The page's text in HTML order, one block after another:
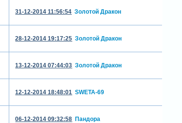
31-12-2014 11:56:54 Золотой Дракон
28-12-2014 19:17:25 Золотой Дракон
13-12-2014 07:44:03 Золотой Дракон
12-12-2014 18:48:01 SWETA-69
06-12-2014 09:32:58 Пандора